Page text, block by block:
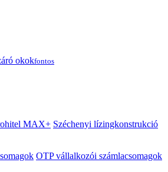
okokfontos
MAX+ Széchenyi lízingkonstrukció
OTP vállalkozói számlacsomagok